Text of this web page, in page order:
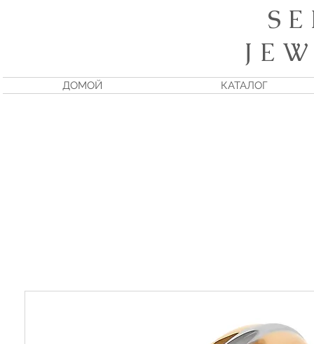
S
J E
ДОМОЙ КАТАЛОГ